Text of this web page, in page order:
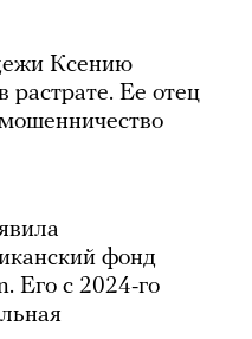
Ксению
растрате. Ее отец
фонд
Его с 2024-го